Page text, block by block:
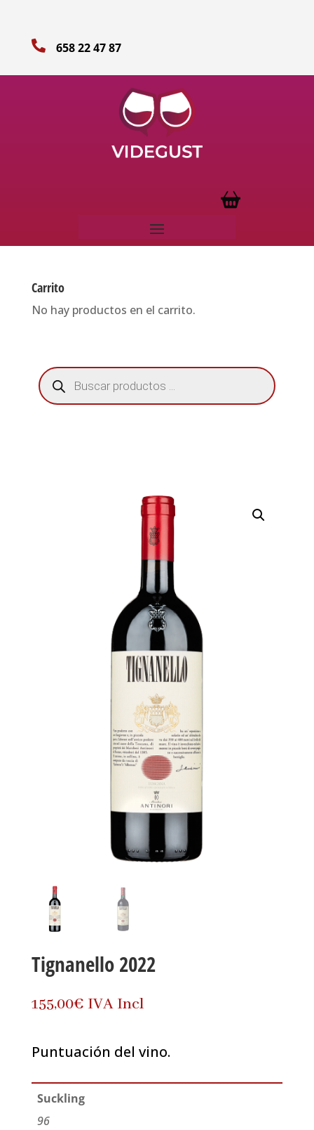
 658 22 47 87
Carrito
No hay productos en el carrito.
Búsqueda
de
productos
Tignanello 2022
155,00€ IVA Incl
Puntuación del vino.
Suckling
96